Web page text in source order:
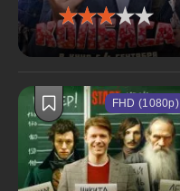
FHD (1080p)